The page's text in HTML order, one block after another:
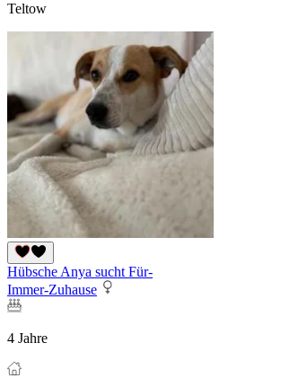
Teltow
Hübsche Anya sucht Für-
Immer-Zuhause
4 Jahre